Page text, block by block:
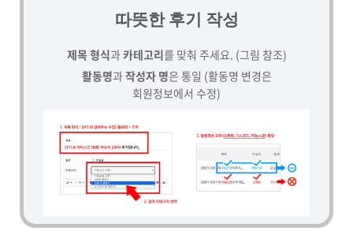
따뜻한 후기 작성
제목 형식과카테고리를 맞춰 주세요. (그림 참조)
활동명과작성자 명은 통일 (활동명 변경은
회원정보에서 수정)